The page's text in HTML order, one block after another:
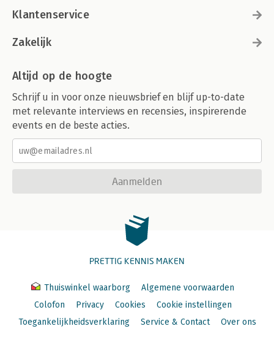
Klantenservice
Zakelijk
Altijd op de hoogte
Schrijf u in voor onze nieuwsbrief en blijf up-to-date
met relevante interviews en recensies, inspirerende
events en de beste acties.
Aanmelden
PRETTIG KENNIS MAKEN
Thuiswinkel waarborg
Algemene voorwaarden
Colofon
Privacy Cookies
Cookie instellingen
Toegankelijkheidsverklaring
Service & Contact Over ons